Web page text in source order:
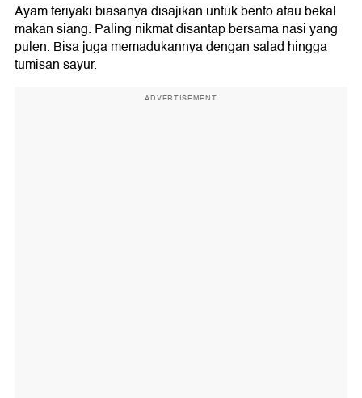
Ayam teriyaki biasanya disajikan untuk bento atau bekal
makan siang. Paling nikmat disantap bersama nasi yang
pulen. Bisa juga memadukannya dengan salad hingga
tumisan sayur.
ADVERTISEMENT